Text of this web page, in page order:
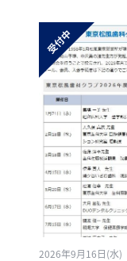
2026年9月16日(水)